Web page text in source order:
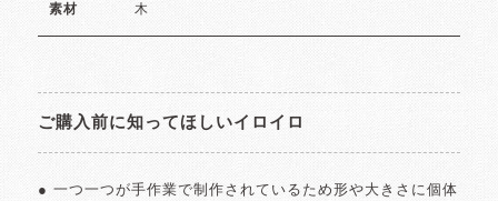
素材 木
ご購入前に知ってほしいイロイロ
● 一つ一つが手作業で制作されているため形や大きさに個体